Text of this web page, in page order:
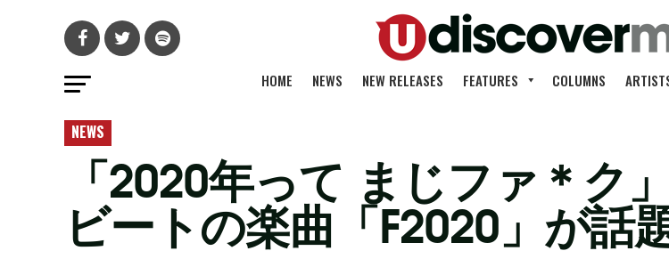
HOME NEWS NEW RELEASES FEATURES COLUMNS
NEWS
「2020年って まじファ＊ク
ビートの楽曲「F2020」が話